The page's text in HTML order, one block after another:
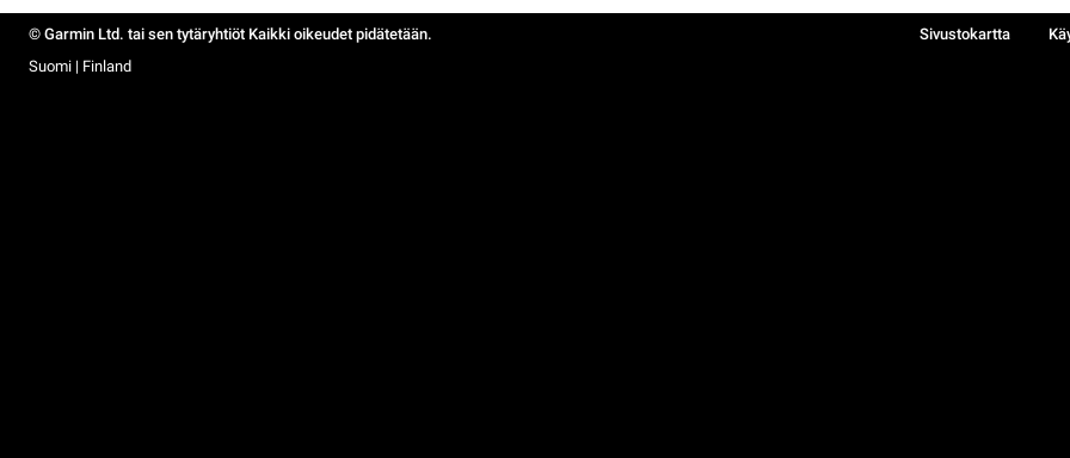
© Garmin Ltd. tai sen tytäryhtiöt Kaikki oikeudet pidätetään. Sivustokartta
Suomi | Finland